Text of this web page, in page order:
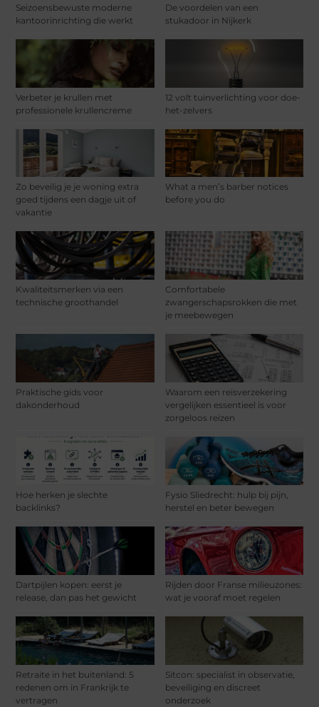
Seizoensbewuste moderne
kantoorinrichting die werkt
De voordelen van een
stukadoor in Nijkerk
Verbeter je krullen met
professionele krullencreme
12 volt tuinverlichting voor doe-
het-zelvers
Zo beveilig je je woning extra
goed tijdens een dagje uit of
vakantie
What a men’s barber notices
before you do
Kwaliteitsmerken via een
technische groothandel
Comfortabele
zwangerschapsrokken die met
je meebewegen
Praktische gids voor
dakonderhoud
Waarom een reisverzekering
vergelijken essentieel is voor
zorgeloos reizen
Hoe herken je slechte
backlinks?
Fysio Sliedrecht: hulp bij pijn,
herstel en beter bewegen
Dartpijlen kopen: eerst je
release, dan pas het gewicht
Rijden door Franse milieuzones:
wat je vooraf moet regelen
Retraite in het buitenland: 5
redenen om in Frankrijk te
vertragen
Sitcon: specialist in observatie,
beveiliging en discreet
onderzoek